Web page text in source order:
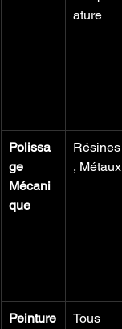
ature
Polissa
ge
Mécani
que
Résines
, Métaux
Peinture
Tous